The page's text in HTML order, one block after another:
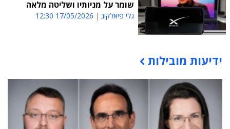
שומר על מניותיו ושליטה מלאה
גלי פיאלקוב 17/05/2026 12:30
תוכן פרסומי
ידיעות מובילות